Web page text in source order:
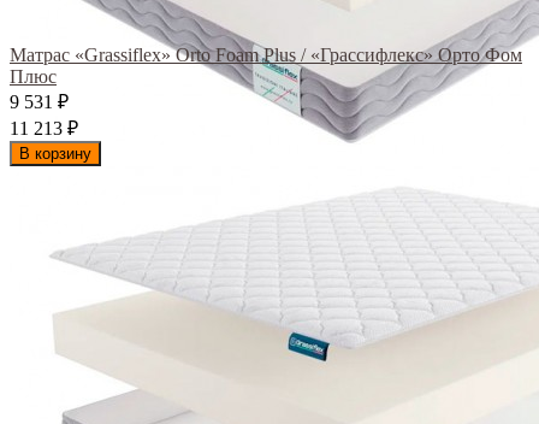
Матрас «Grassiflex» Orto Foam Plus / «Грассифлекс» Орто Фом
Плюс
9 531
₽
11 213 ₽
В корзину